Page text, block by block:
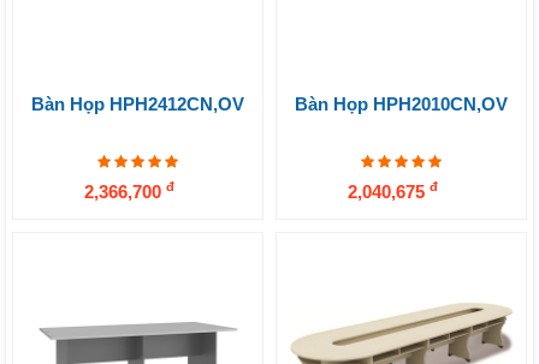
Bàn Họp HPH2412CN,OV
2,366,700 đ
Bàn Họp HPH2010CN,OV
2,040,675 đ